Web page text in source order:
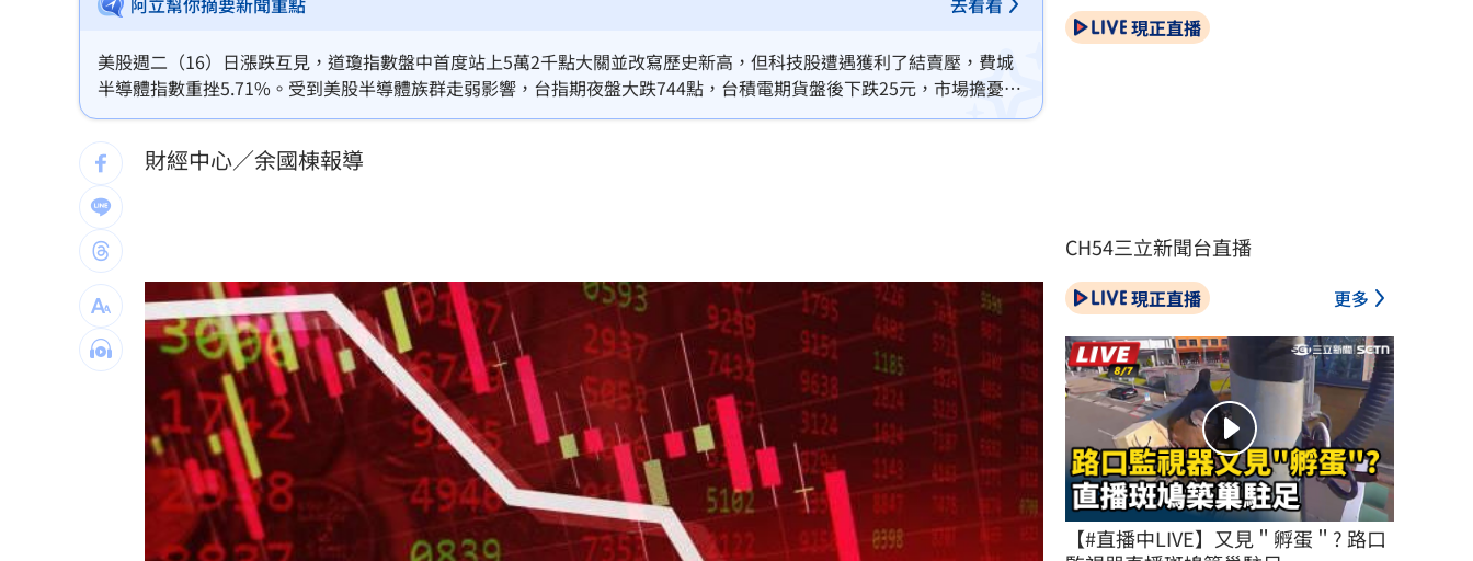
拆監獄家書見「叫別人老婆」人妻氣炸
ETF存到2千萬退休！他因1封信重回職場 23:21
社宅包租爆糾紛 房客控業者硬闖屋內趕人 23:16
馬斯克蓋地球最大晶圓廠 專家揭3大隱憂
台灣彩券開獎直播中 20:31
LIVE三立+24小時直播 15:27
三立iNEWS新聞台線上直播 18:00
商場戰國來臨 台中「頂奢大道」逐漸成形 12:00
台彩父親節推新刮刮樂千萬頭獎超「爸」氣 12:00
美股週二（16）日漲跌互見，道瓊指數盤中首度站上5萬2千點大關並改寫歷史新高，但科技股遭遇獲利了結賣壓，費城
半導體指數重挫5.71%。受到美股半導體族群走弱影響，台指期夜盤大跌744點，台積電期貨盤後下跌25元，市場擔憂台
股連續大漲後，短線獲利回吐壓力升高，今（17）日大盤漲勢恐面臨考驗。
財經中心／余國棟報導
現正直播
CH54三立新聞台直播
現正直播 更多
【#直播中LIVE】又見＂孵蛋＂? 路口